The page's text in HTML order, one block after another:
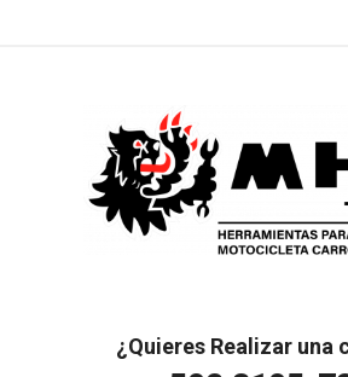
¿Quieres Realizar una